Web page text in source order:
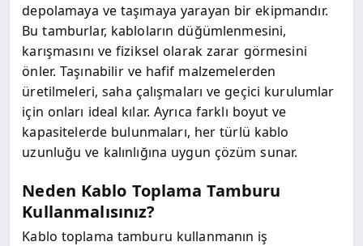
depolamaya ve taşımaya yarayan bir ekipmandır.
Bu tamburlar, kabloların düğümlenmesini,
karışmasını ve fiziksel olarak zarar görmesini
önler. Taşınabilir ve hafif malzemelerden
üretilmeleri, saha çalışmaları ve geçici kurulumlar
için onları ideal kılar. Ayrıca farklı boyut ve
kapasitelerde bulunmaları, her türlü kablo
uzunluğu ve kalınlığına uygun çözüm sunar.
Neden Kablo Toplama Tamburu
Kullanmalısınız?
Kablo toplama tamburu kullanmanın iş